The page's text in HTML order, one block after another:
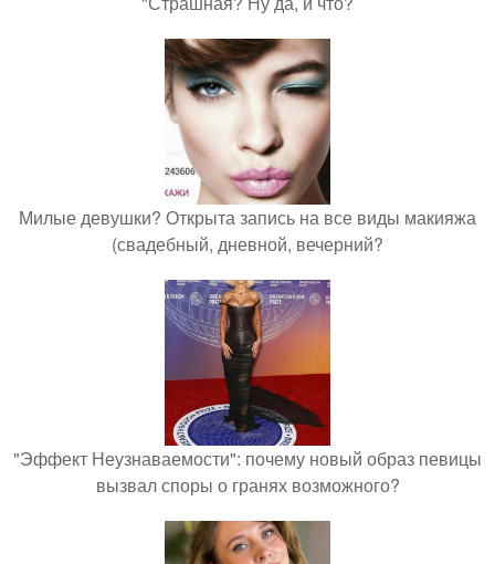
Милые девушки? Открыта запись на все виды макияжа
(свадебный, дневной, вечерний?
"Эффект Неузнаваемости": почему новый образ певицы
вызвал споры о гранях возможного?